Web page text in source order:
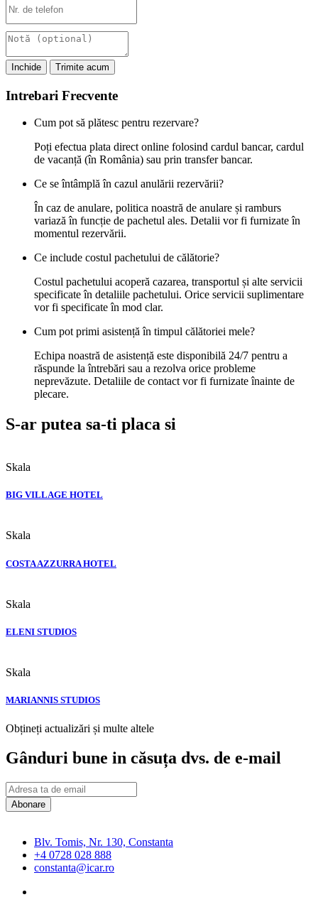
Inchide Trimite acum
Intrebari Frecvente
Cum pot să plătesc pentru rezervare?
Poți efectua plata direct online folosind cardul bancar, cardul
de vacanță (în România) sau prin transfer bancar.
Ce se întâmplă în cazul anulării rezervării?
În caz de anulare, politica noastră de anulare și ramburs
variază în funcție de pachetul ales. Detalii vor fi furnizate în
momentul rezervării.
Ce include costul pachetului de călătorie?
Costul pachetului acoperă cazarea, transportul și alte servicii
specificate în detaliile pachetului. Orice servicii suplimentare
vor fi specificate în mod clar.
Cum pot primi asistență în timpul călătoriei mele?
Echipa noastră de asistență este disponibilă 24/7 pentru a
răspunde la întrebări sau a rezolva orice probleme
neprevăzute. Detaliile de contact vor fi furnizate înainte de
plecare.
S-ar putea sa-ti placa si
Skala
BIG VILLAGE HOTEL
Skala
COSTA AZZURRA HOTEL
Skala
ELENI STUDIOS
Skala
MARIANNIS STUDIOS
Obțineți actualizări și multe altele
Gânduri bune in căsuța dvs. de e-mail
Abonare
Blv. Tomis, Nr. 130, Constanta
+4 0728 028 888
constanta@icar.ro